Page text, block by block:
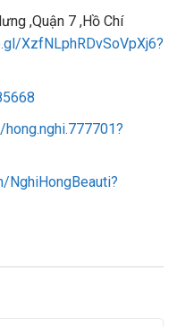
,Quận 7 ,Hồ Chí
XzfNLphRDvSoVpXj6?
NghiHongBeauti?